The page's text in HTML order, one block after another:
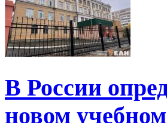
В России
новом